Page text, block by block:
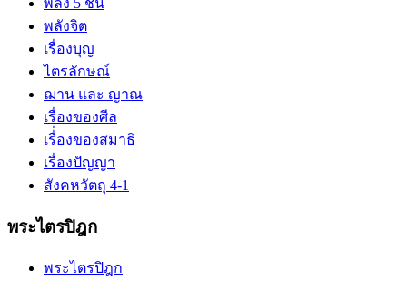
พลังจิต
เรื่องบุญ
ไตรลักษณ์
ฌาน และ ญาณ
เรื่องของศีล
เรื่่องของสมาธิ
เรื่องปัญญา
สังคหวัตถุ 4-1
พระไตรปิฎก
พระไตรปิฎก